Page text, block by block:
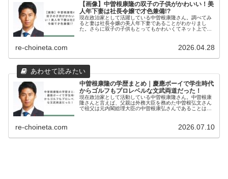
【画像】中曽根康隆の双子の子供がかわいい！美
人年下妻は社長令嬢で才色兼備!?
現在政治家として活躍している中曽根康隆さん。調べてみ
ると妻は社長令嬢の美人年下妻であることがわかりまし
た。さらに双子の子供もとってもかわいくてネット上でも
re-choineta.com 2026.04.28
中曽根康隆の学歴まとめ｜慶應ボーイで学生時代
からゴルフもプロレベルな文武両道だった！
現在政治家として活動している中曽根康隆さん。中曽根康
隆さんと言えば、父親は外務大臣を務めた中曽根弘文さん
で祖父は元内閣総理大臣の中曽根康弘さんであることは有
re-choineta.com 2026.07.10